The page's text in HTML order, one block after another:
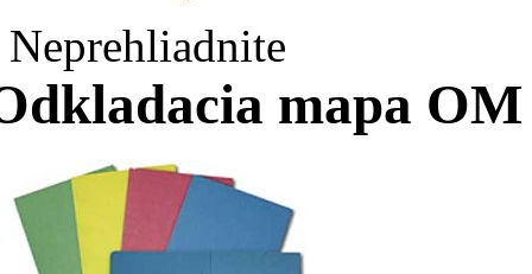
Neprehliadnite
mapa